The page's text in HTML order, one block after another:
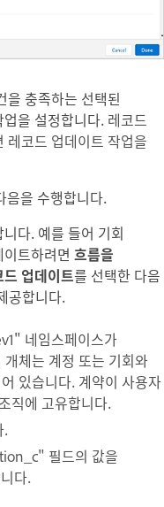
을 충족하는 선택된
을 설정합니다. 레코드
레코드 업데이트 작업을
음을 수행합니다.
다. 예를 들어 기회
트하려면 흐름을
업데이트를 선택한 다음
공합니다.
네임스페이스가
체는 계정 또는 기회와
있습니다. 계약이 사용자
직에 고유합니다.
.
_c" 필드의 값을
다.